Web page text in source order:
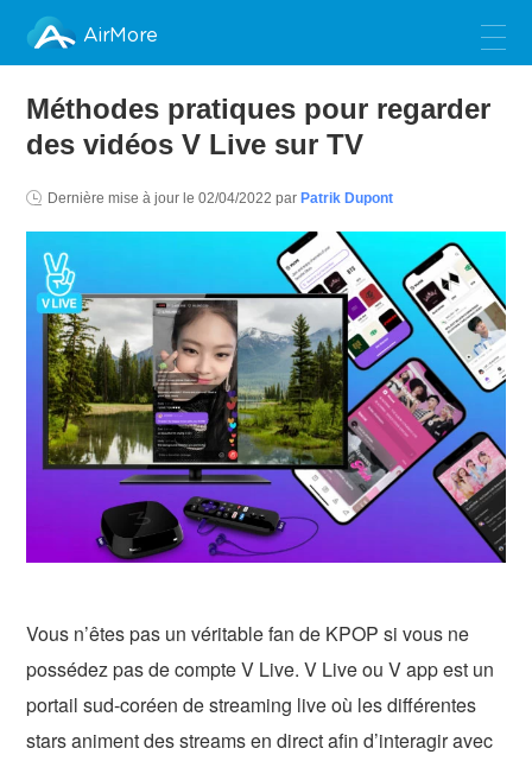
AirMore
Méthodes pratiques pour regarder
des vidéos V Live sur TV
Dernière mise à jour le02/04/2022 par Patrik Dupont
Vous n’êtes pas un véritable fan de KPOP si vous ne
possédez pas de compte V Live. V Live ou V app est un
portail sud-coréen de streaming live où les différentes
stars animent des streams en direct afin d’interagir avec